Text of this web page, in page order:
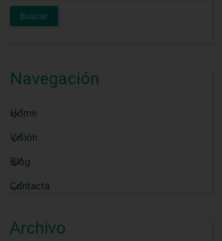
Navegación
Home
Visión
Blog
Contacta
Archivo